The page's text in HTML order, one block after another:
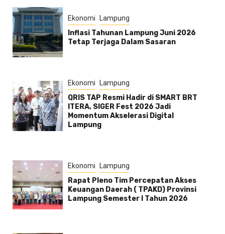
Ekonomi Lampung
Inflasi Tahunan Lampung Juni 2026
Tetap Terjaga Dalam Sasaran
Ekonomi Lampung
QRIS TAP Resmi Hadir di SMART BRT
ITERA, SIGER Fest 2026 Jadi
Momentum Akselerasi Digital
Lampung
Ekonomi Lampung
Rapat Pleno Tim Percepatan Akses
Keuangan Daerah ( TPAKD) Provinsi
Lampung Semester l Tahun 2026